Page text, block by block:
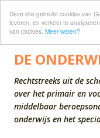
Deze site gebruikt cookies van
leveren, en verkeer te
van cookies. Meer weten?
DE
Rechtstreeks uit de
over het primair en
middelbaar
onderwijs en het